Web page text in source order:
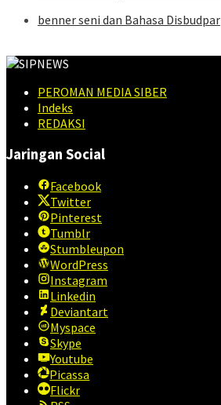
benner seni dan Bahasa Disbudpar
PEROMAN MEDIA SIBER
Indeks
REDAKSI
Jaringan Social
Facebook
Twitter
Pinterest
Tumblr
Stumbleupon
WordPress
Instagram
Linkedin
Deviantart
Myspace
Skype
Youtube
Picassa
Flickr